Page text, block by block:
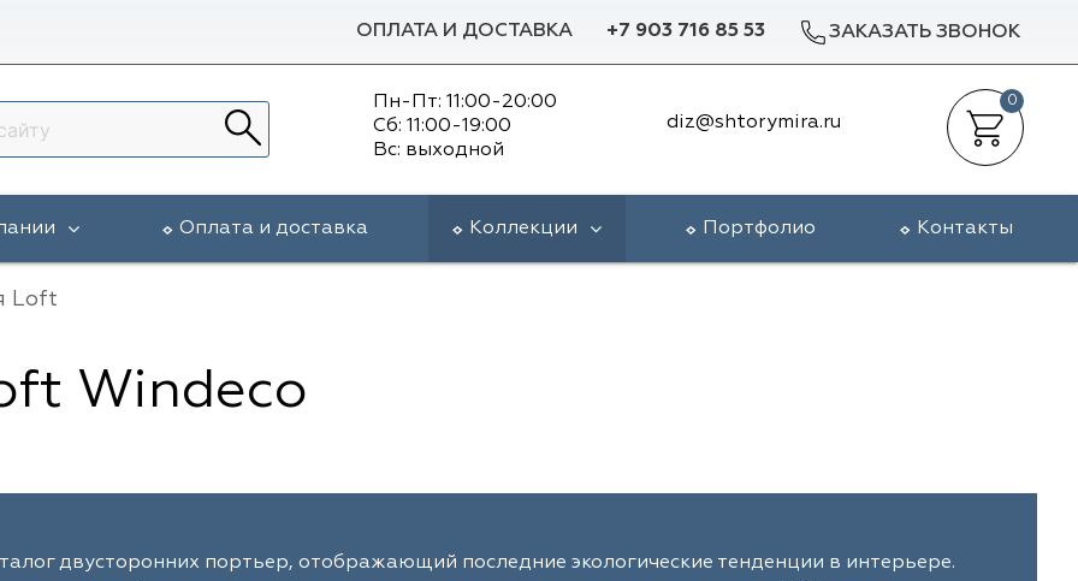
ОПЛАТА И ДОСТАВКА +7 903 716 85 53 ЗАКАЗАТЬ ЗВОНОК
Пн-Пт: 11:00-20:00
Сб: 11:00-19:00
Вс: выходной
diz@shtorymira.ru
0
Оплата и доставка Коллекции Портфолио Контакты
Loft
Windeco
двусторонних портьер, отображающий последние экологические тенденции в интерьере.